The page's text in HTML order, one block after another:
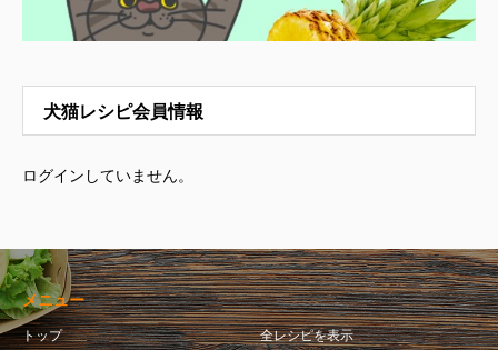
犬猫レシピ会員情報
ログインしていません。
メニュー
トップ 全レシピを表示